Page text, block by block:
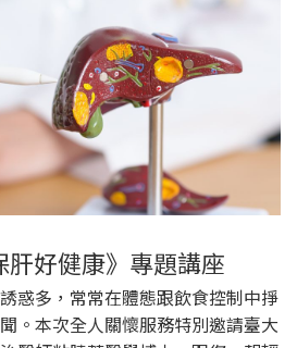
肝好健康》專題講座
惑多，常常在體態跟飲食控制中掙
。本次全人關懷服務特別邀請臺大